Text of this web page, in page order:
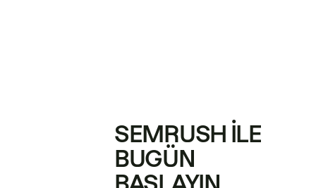
SEMRUSH ILE
BUGÜN